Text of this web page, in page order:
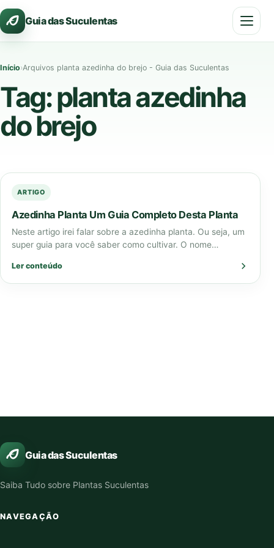
Pular
para
o
Guia das Suculentas
Início›Arquivos planta azedinha do brejo - Guia das Suculentas
Tag:planta azedinha
do brejo
ARTIGO
Azedinha Planta Um Guia Completo Desta Planta
Neste artigo irei falar sobre a azedinha planta. Ou seja, um
super guia para você saber como cultivar. O nome
Ler conteúdo
Guia das Suculentas
Saiba Tudo sobre Plantas Suculentas
NAVEGAÇÃO